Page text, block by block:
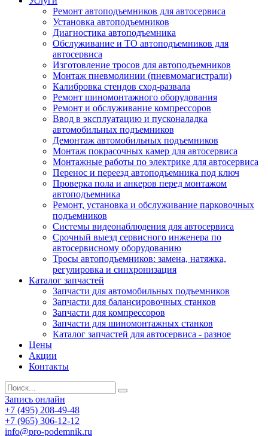
Ремонт автоподъемников для автосервиса
Установка автоподъемников
Диагностика автоподъемника
Обслуживание и ТО автоподъемников для
автосервиса
Изготовление тросов для автоподъемников
Монтаж пневмолинии (пневмомагистрали)
Калибровка стендов сход-развала
Ремонт шиномонтажного оборудования
Ремонт и обслуживание компрессоров
Ввод в эксплуатацию и пусконаладка
автомобильных подъемников
Демонтаж автомобильных подъемников
Монтаж покрасочных камер для автосервиса
Монтажные работы по электрике для автосервиса
Перенос и переезд автоподъемника под ключ
Проверка пола и анкеров перед монтажом
автоподъемника
Ремонт, установка и обслуживание парковочных
подъемников
Системы видеонаблюдения для автосервиса
Срочный выезд сервисного инженера по
автосервисному оборудованию
Тросы автоподъемников: замена, натяжка,
регулировка и синхронизация
Каталог запчастей
Запчасти для автомобильных подъемников
Запчасти для балансировочных станков
Запчасти для компрессоров
Запчасти для шиномонтажных станков
Каталог запчастей для автосервиса - разное
Цены
Акции
Контакты
Запись онлайн
+7 (495) 208-49-48
+7 (965) 306-12-12
info@pro-podemnik.ru